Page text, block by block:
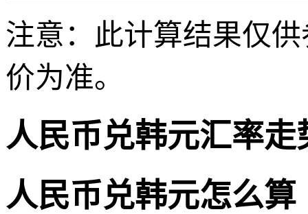
注意：此计算结果仅
价为准。
人民币兑韩元汇率走
人民币兑韩元怎么算